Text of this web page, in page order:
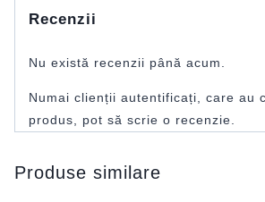
Recenzii
Nu există recenzii până acum.
Numai clienții autentificați, care au
produs, pot să scrie o recenzie.
Produse similare